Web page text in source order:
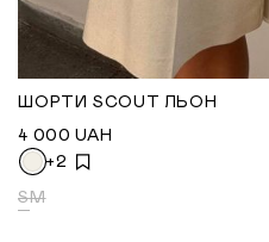
ШОРТИ SCOUT ЛЬОН
4 000 UAH
+2
SM